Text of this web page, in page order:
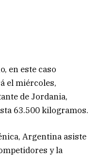
en este caso
el miércoles,
de Jordania,
63.500 kilogramos.
Argentina asiste
y la